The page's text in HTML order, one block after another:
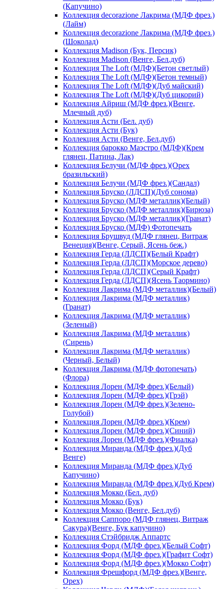
(Капучино)
Коллекция decorazione Лакрима (МДФ фрез.)
(Лайм)
Коллекция decorazione Лакрима (МДФ фрез.)
(Шоколад)
Коллекция Madison (Бук, Персик)
Коллекция Madison (Венге, Бел.дуб)
Коллекция The Loft (МДФ)(Бетон светлый)
Коллекция The Loft (МДФ)(Бетон темный)
Коллекция The Loft (МДФ)(Дуб майский)
Коллекция The Loft (МДФ)(Дуб цикорий)
Коллекция Айриш (МДФ фрез.)(Венге,
Млечный дуб)
Коллекция Асти (Бел. дуб)
Коллекция Асти (Бук)
Коллекция Асти (Венге, Бел.дуб)
Коллекция барокко Маэстро (МДФ)(Крем
глянец, Патина, Лак)
Коллекция Белучи (МДФ фрез.)(Орех
бразильский)
Коллекция Белучи (МДФ фрез.)(Сандал)
Коллекция Бруско (ЛДСП)(Дуб сонома)
Коллекция Бруско (МДФ металлик)(Белый)
Коллекция Бруско (МДФ металлик)(Бирюза)
Коллекция Бруско (МДФ металлик)(Гранат)
Коллекция Бруско (МДФ) Фотопечать
Коллекция Брушвуд (МДФ глянец, Витраж
Венеция)(Венге, Серый, Ясень беж.)
Коллекция Герда (ЛДСП)(Белый Крафт)
Коллекция Герда (ЛДСП)(Морское дерево)
Коллекция Герда (ЛДСП)(Серый Крафт)
Коллекция Герда (ЛДСП)(Ясень Таормино)
Коллекция Лакрима (МДФ металлик)(Белый)
Коллекция Лакрима (МДФ металлик)
(Гранат)
Коллекция Лакрима (МДФ металлик)
(Зеленый)
Коллекция Лакрима (МДФ металлик)
(Сирень)
Коллекция Лакрима (МДФ металлик)
(Черный, Белый)
Коллекция Лакрима (МДФ фотопечать)
(Флора)
Коллекция Лорен (МДФ фрез.)(Белый)
Коллекция Лорен (МДФ фрез.)(Грэй)
Коллекция Лорен (МДФ фрез.)(Зелено-
Голубой)
Коллекция Лорен (МДФ фрез.)(Крем)
Коллекция Лорен (МДФ фрез.)(Синий)
Коллекция Лорен (МДФ фрез.)(Фиалка)
Коллекция Миранда (МДФ фрез.)(Дуб
Венге)
Коллекция Миранда (МДФ фрез.)(Дуб
Капучино)
Коллекция Миранда (МДФ фрез.)(Дуб Крем)
Коллекция Мокко (Бел. дуб)
Коллекция Мокко (Бук)
Коллекция Мокко (Венге, Бел.дуб)
Коллекция Саппоро (МДФ глянец, Витраж
Сакура)(Венге, Бук капучино)
Коллекция Стэйбридж Аппартс
Коллекция Форд (МДФ фрез.)(Белый Софт)
Коллекция Форд (МДФ фрез.)(Графит Софт)
Коллекция Форд (МДФ фрез.)(Мокко Софт)
Коллекция Фрешфорд (МДФ фрез.)(Венге,
Орех)